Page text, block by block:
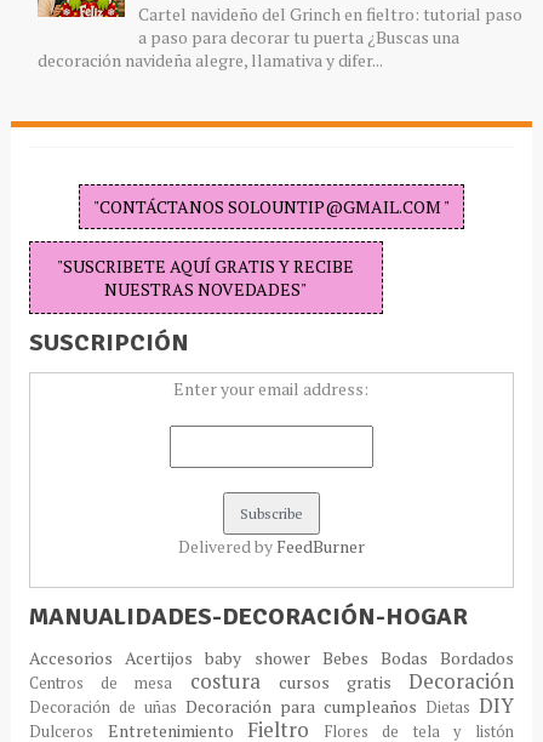
Cartel navideño del Grinch en fieltro: tutorial paso
a paso para decorar tu puerta ¿Buscas una
decoración navideña alegre, llamativa y difer...
"CONTÁCTANOS SOLOUNTIP@GMAIL.COM "
"SUSCRIBETE AQUÍ GRATIS Y RECIBE
NUESTRAS NOVEDADES"
SUSCRIPCIÓN
Enter your email address:
Delivered by FeedBurner
MANUALIDADES-DECORACIÓN-HOGAR
AccesoriosAcertijosbaby shower Bebes BodasBordados
Centros de mesa costura cursos gratisDecoración
Decoración de uñas Decoración para cumpleaños DietasDIY
Dulceros Entretenimiento Fieltro Flores de tela y listón